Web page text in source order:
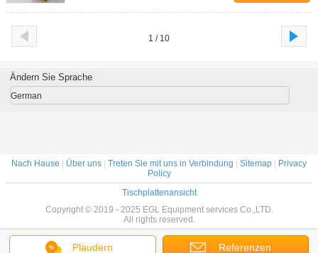
1 / 10
Plaudern Referenzen
Ändern Sie Sprache
German
Nach Hause Über uns Treten Sie mit uns in Verbindung Sitemap
Privacy
Policy
Tischplattenansicht
Copyright © 2019 - 2025 EGL Equipment services Co.,LTD.
All rights reserved.